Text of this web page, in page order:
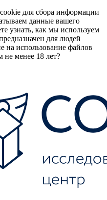
для сбора информации
данные вашего
узнать, как мы используем
для людей
на использование файлов
не менее 18 лет?